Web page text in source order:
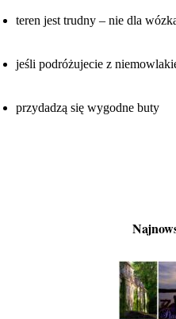
teren jest trudny – nie dla
jeśli podróżujecie z
przydadzą się wygodne buty